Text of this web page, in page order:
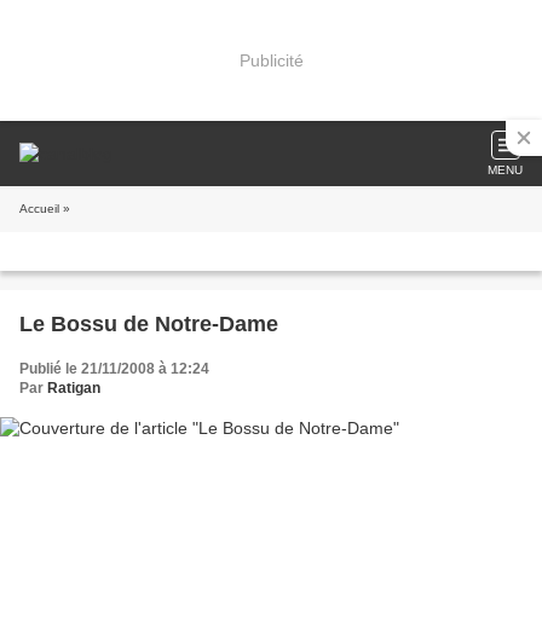
Publicité
MENU
Accueil »
Le Bossu de Notre-Dame
Publié le 21/11/2008 à 12:24
Par Ratigan